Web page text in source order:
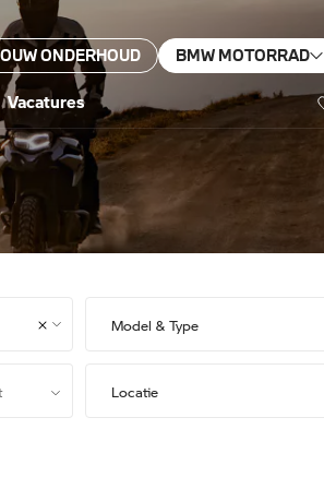
ONDERHOUD BMW MOTORRAD
Vacatures